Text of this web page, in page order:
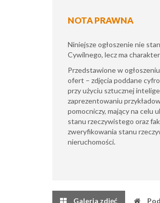
NOTA PRAWNA
Niniejsze ogłoszenie nie
Cywilnego, lecz ma
​Przedstawione w
ofert – zdjęcia poddane
przy użyciu sztucznej
zaprezentowaniu
pomocniczy, mający na celu
stanu rzeczywistego oraz
zweryfikowania stanu
nieruchomości.
Galeria zdjęć